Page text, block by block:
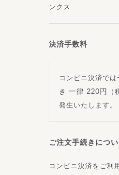
ンクス
決済手数料
コンビニ決済で
き 一律 220円
発生いたします。
ご注文手続きにつ
コンビニ決済をご利